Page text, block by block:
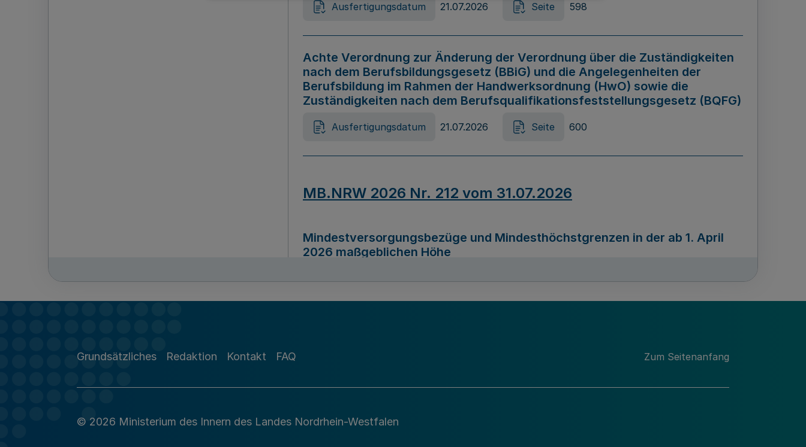
Ausfertigungsdatum 21.07.2026 Seite 598
Achte Verordnung zur Änderung der Verordnung über die Zuständigkeiten
nach dem Berufsbildungsgesetz (BBiG) und die Angelegenheiten der
Berufsbildung im Rahmen der Handwerksordnung (HwO) sowie die
Zuständigkeiten nach dem Berufsqualifikationsfeststellungsgesetz (BQFG)
Ausfertigungsdatum 21.07.2026 Seite 600
MB.NRW 2026 Nr. 212 vom 31.07.2026
Mindestversorgungsbezüge und Mindesthöchstgrenzen in der ab 1. April
2026 maßgeblichen Höhe
Richtlinie zur Durchführung des Förderprogramms „Mittelstand Innovativ &
Grundsätzliches Redaktion Kontakt FAQ Zum Seitenanfang
© 2026 Ministerium des Innern des Landes Nordrhein-Westfalen